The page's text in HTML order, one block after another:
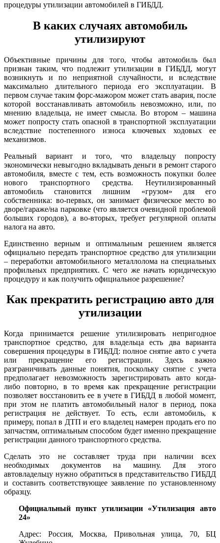
процедуры утилизации автомобилей в ГИБДД.
В каких случаях автомобиль
утилизируют
Объективные причины для того, чтобы автомобиль был
признан таким, что подлежит утилизации в ГИБДД, могут
возникнуть и по неприятной случайности, и вследствие
максимально длительного периода его эксплуатации. В
первом случае таким форс-мажором может стать авария, после
которой восстанавливать автомобиль невозможно, или, по
мнению владельца, не имеет смысла. Во втором – машина
может попросту стать опасной в транспортной эксплуатации
вследствие постепенного износа ключевых ходовых ее
механизмов.
Реальный вариант и того, что владельцу попросту
экономически невыгодно вкладывать деньги в ремонт старого
автомобиля, вместе с тем, есть возможность покупки более
нового транспортного средства. Неутилизированный
автомобиль становится лишним «грузом» для его
собственника: во-первых, он занимает физическое место во
дворе/гараже/на парковке (что является очевидной проблемой
больших городов), а во-вторых, требует регулярной оплаты
налога на авто.
Единственно верным и оптимальным решением является
официально передать транспортное средство для утилизации
– переработки автомобильного металлолома на специальных
профильных предприятиях. С чего же начать юридическую
процедуру и как получить официальное разрешение?
Как прекратить регистрацию авто для
утилизации
Когда принимается решение утилизировать непригодное
транспортное средство, для владельца есть два варианта
совершения процедуры в ГИБДД: полное снятие авто с учета
или прекращение его регистрации. Здесь важно
разграничивать данные понятия, поскольку снятие с учета
предполагает невозможность зарегистрировать авто когда-
либо повторно, в то время как прекращение регистрации
позволяет восстановить ее в учете в ГИБДД в любой момент,
при этом не платить автомобильный налог в период, пока
регистрация не действует. То есть, если автомобиль, к
примеру, попал в ДТП и его владелец намерен продать его по
запчастям, оптимальным способом будет именно прекращение
регистрации данного транспортного средства.
Сделать это не составляет труда при наличии всех
необходимых документов на машину. Для этого
автовладельцу нужно обратиться в представительство ГИБДД
и составить соответствующее заявление по установленному
образцу.
Официальный пункт утилизации «Утилизация авто
24»
Адрес: Россия, Москва, Привольная улица, 70, БЦ